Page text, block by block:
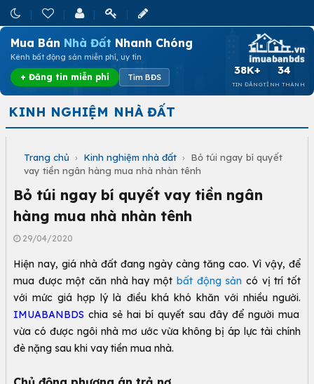
Mua Bán Nhà Đất Nhanh Chóng
Kênh bất động sản miễn phí, uy tín
+ Đăng tin miễn phí Tìm BĐS
38K+
TIN ĐĂNG
34
TỈNH THÀNH
KINH NGHIỆM NHÀ ĐẤT
Trang chủ › Kinh nghiệm nhà đất ›
Bỏ túi ngay bí quyết
vay tiền ngân hàng mua nhà nhàn tênh
Bỏ túi ngay bí quyết vay tiền ngân
hàng mua nhà nhàn tênh
29/04/2020
Hiện nay, giá nhà đất đang ngày càng tăng cao. Vì vậy, để
mua được một căn nhà hay một bất động sản có vị trí tốt
với mức giá hợp lý là điều khá khó khăn với nhiều người.
IMUABANBDS chia sẻ hai bí quyết sau đây để người mua
vừa có được ngôi nhà mơ ước vừa không bị áp lực tài chính
đè nặng sau khi vay tiền mua nhà.